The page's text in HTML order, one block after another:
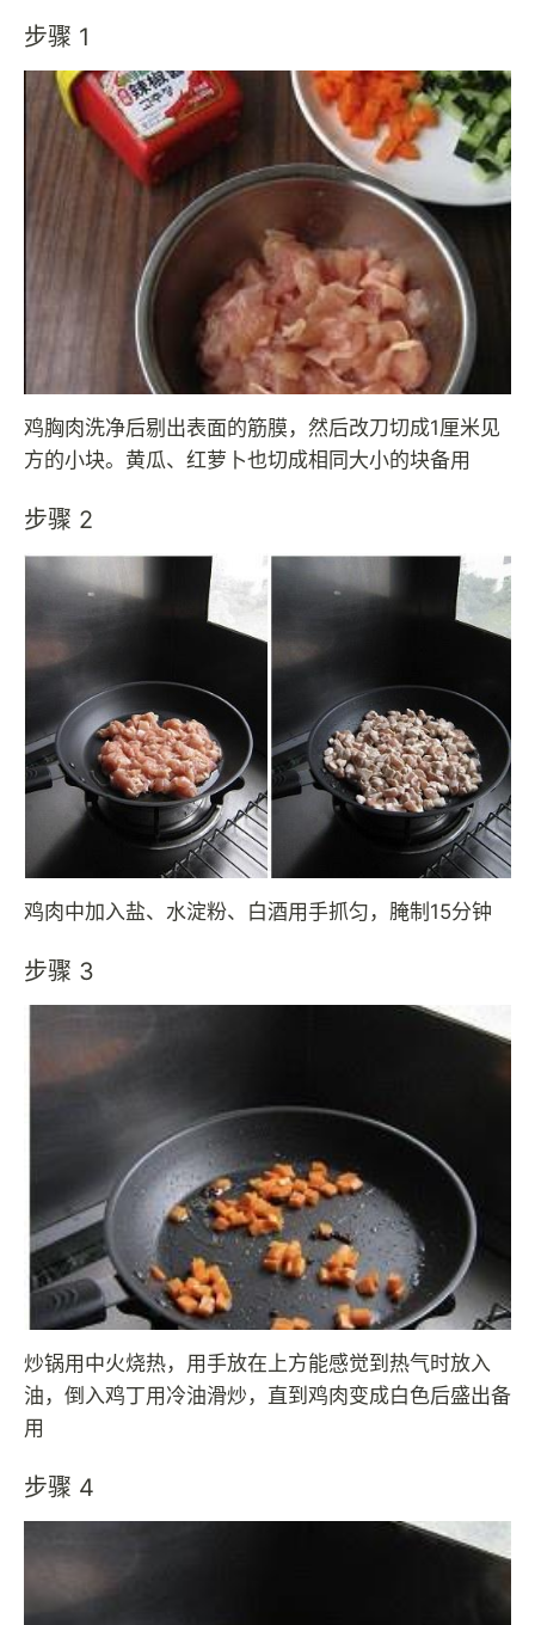
步骤 1
鸡胸肉洗净后剔出表面的筋膜，然后改刀切成1厘米见
方的小块。黄瓜、红萝卜也切成相同大小的块备用
步骤 2
鸡肉中加入盐、水淀粉、白酒用手抓匀，腌制15分钟
步骤 3
炒锅用中火烧热，用手放在上方能感觉到热气时放入
油，倒入鸡丁用冷油滑炒，直到鸡肉变成白色后盛出备
用
步骤 4